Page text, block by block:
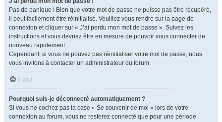
Pas de panique ! Bien que votre mot de passe ne puisse pas être récupéré,
il peut facilement être réinitialisé. Veuillez vous rendre sur la page de
connexion et cliquer sur « J’ai perdu mon mot de passe ». Suivez les
instructions et vous devriez être en mesure de pouvoir vous connecter de
nouveau rapidement.
Cependant, si vous ne pouvez pas réinitialiser votre mot de passe, nous
vous invitons à contacter un administrateur du forum.
Haut
Pourquoi suis-je déconnecté automatiquement ?
Si vous ne cochez pas la case « Se souvenir de moi » lors de votre
connexion au forum, vous ne resterez connecté que pour une période